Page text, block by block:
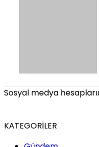
Sosyal medya
KATEGORİLER